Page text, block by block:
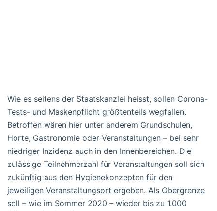
Wie es seitens der Staatskanzlei heisst, sollen Corona-
Tests- und Maskenpflicht größtenteils wegfallen.
Betroffen wären hier unter anderem Grundschulen,
Horte, Gastronomie oder Veranstaltungen – bei sehr
niedriger Inzidenz auch in den Innenbereichen. Die
zulässige Teilnehmerzahl für Veranstaltungen soll sich
zukünftig aus den Hygienekonzepten für den
jeweiligen Veranstaltungsort ergeben. Als Obergrenze
soll – wie im Sommer 2020 – wieder bis zu 1.000